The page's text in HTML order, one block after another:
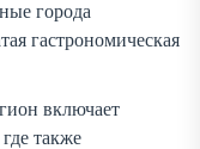
города
гастрономическая
включает
также